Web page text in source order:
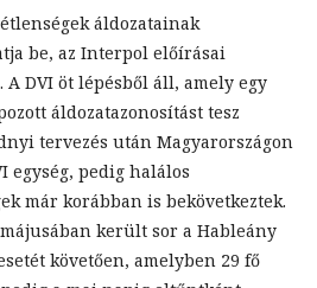
áldozatainak
be, az Interpol előírásai
DVI öt lépésből áll, amely egy
áldozatazonosítást tesz
tervezés után Magyarországon
egység, pedig halálos
már korábban is bekövetkeztek.
került sor a Hableány
követően, amelyben 29 fő